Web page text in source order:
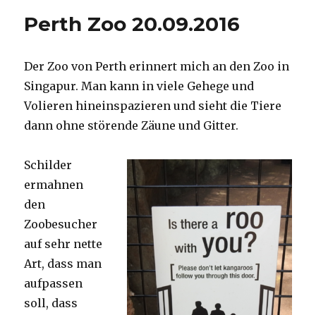
Perth
Perth Zoo 20.09.2016
Der Zoo von Perth erinnert mich an den Zoo in
Singapur. Man kann in viele Gehege und
Volieren hineinspazieren und sieht die Tiere
dann ohne störende Zäune und Gitter.
Schilder
ermahnen
den
Zoobesucher
auf sehr nette
Art, dass man
aufpassen
soll, dass